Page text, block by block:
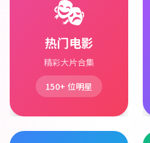
🎭
热门电影
精彩大片合集
150+ 位明星